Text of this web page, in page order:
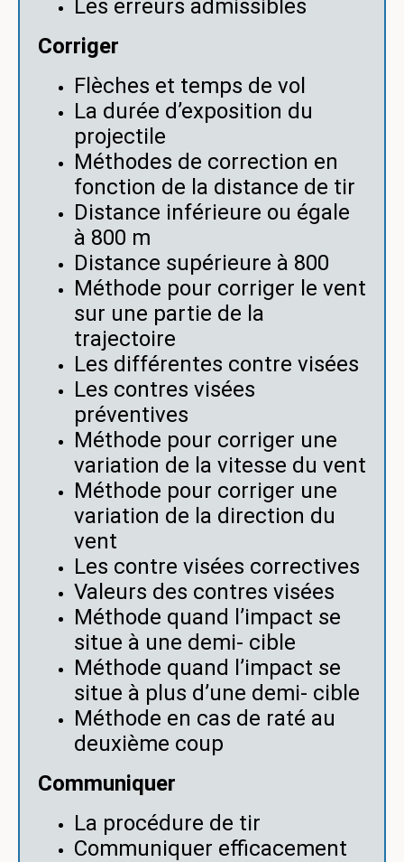
Les erreurs admissibles
Corriger
Flèches et temps de vol
La durée d’exposition du
projectile
Méthodes de correction en
fonction de la distance de tir
Distance inférieure ou égale
à 800 m
Distance supérieure à 800
Méthode pour corriger le vent
sur une partie de la
trajectoire
Les différentes contre visées
Les contres visées
préventives
Méthode pour corriger une
variation de la vitesse du vent
Méthode pour corriger une
variation de la direction du
vent
Les contre visées correctives
Valeurs des contres visées
Méthode quand l’impact se
situe à une demi- cible
Méthode quand l’impact se
situe à plus d’une demi- cible
Méthode en cas de raté au
deuxième coup
Communiquer
La procédure de tir
Communiquer efficacement